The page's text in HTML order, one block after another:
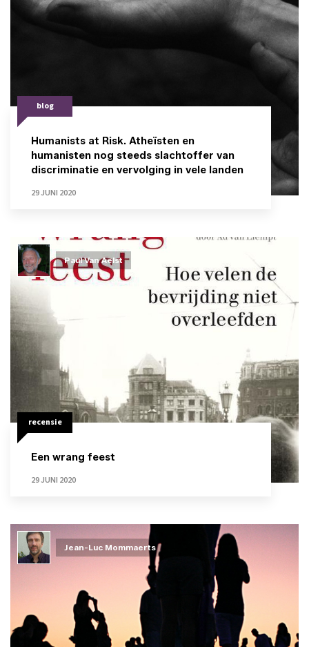
blog
Humanists at Risk. Atheïsten en
humanisten nog steeds slachtoffer van
discriminatie en vervolging in vele landen
29 JUNI 2020
recensie
Een wrang feest
29 JUNI 2020
Paul Van Aelst
Jean-Luc Mommaerts